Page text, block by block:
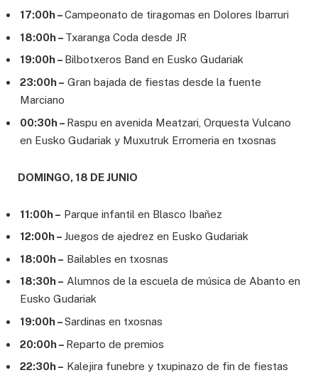
17:00h –Campeonato de tiragomas en Dolores Ibarruri
18:00h – Txaranga Coda desde JR
19:00h – Bilbotxeros Band en Eusko Gudariak
23:00h – Gran bajada de fiestas desde la fuente
Marciano
00:30h – Raspu en avenida Meatzari, Orquesta Vulcano
en Eusko Gudariak y Muxutruk Erromeria en txosnas
DOMINGO, 18 DE JUNIO
11:00h – Parque infantil en Blasco Ibañez
12:00h – Juegos de ajedrez en Eusko Gudariak
18:00h – Bailables en txosnas
18:30h – Alumnos de la escuela de música de Abanto en
Eusko Gudariak
19:00h –Sardinas en txosnas
20:00h – Reparto de premios
22:30h – Kalejira funebre y txupinazo de fin de fiestas